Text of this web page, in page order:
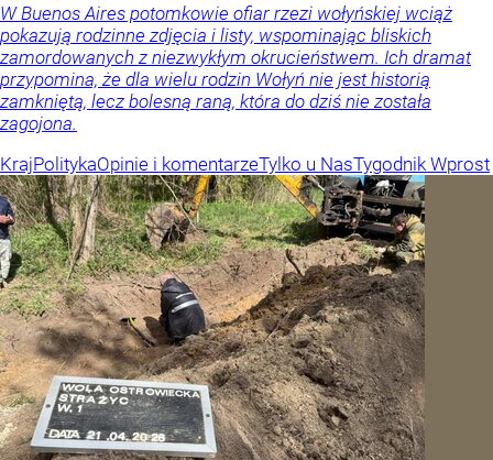
W Buenos Aires potomkowie ofiar rzezi wołyńskiej wciąż
pokazują rodzinne zdjęcia i listy, wspominając bliskich
zamordowanych z niezwykłym okrucieństwem. Ich dramat
przypomina, że dla wielu rodzin Wołyń nie jest historią
zamkniętą, lecz bolesną raną, która do dziś nie została
zagojona.
KrajPolitykaOpinie i komentarzeTylko u NasTygodnik Wprost